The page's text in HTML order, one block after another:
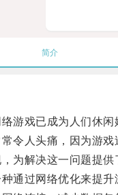
简介
戏已成为人们休闲
人头痛，因为游戏
解决这一问题提供
过网络优化来提升